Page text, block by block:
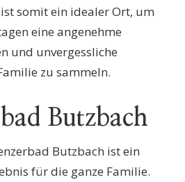
somit ein idealer Ort, um
eine angenehme
und unvergessliche
zu sammeln.
Butzbach
Butzbach ist ein
für die ganze Familie.